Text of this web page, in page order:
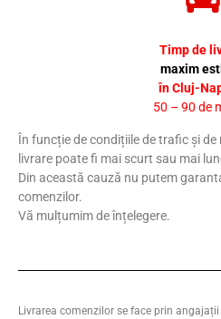
Timp de
maxim
în Cluj-
50 – 90 de
În funcție de condițiile de trafic și
livrare poate fi mai scurt sau mai
Din această cauză nu putem
comenzilor.
Vă mulțumim de înțelegere.
Livrarea comenzilor se face prin